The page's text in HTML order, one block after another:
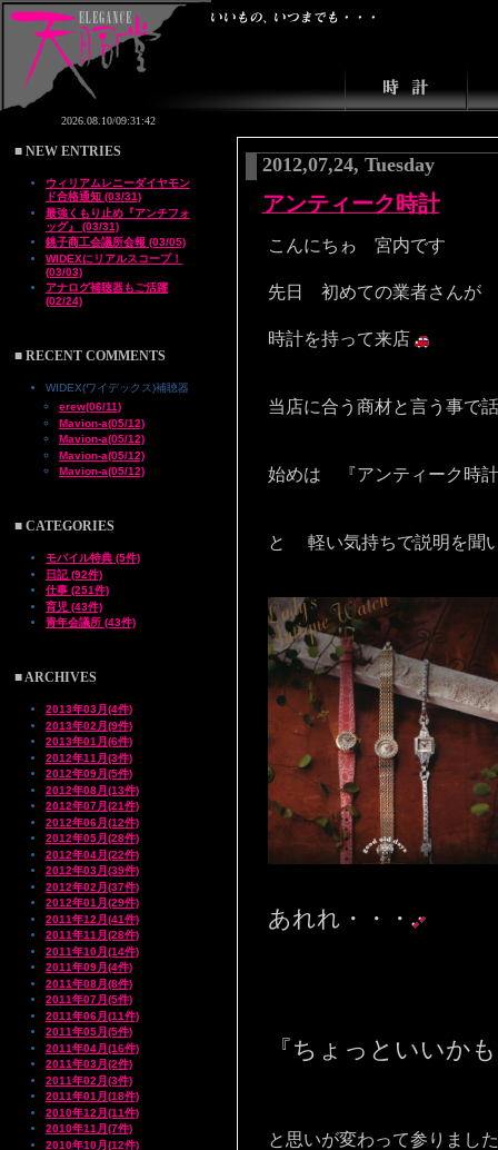
■ NEW ENTRIES
ウィリアムレニーダイヤモン
ド合格通知 (03/31)
最強くもり止め『アンチフォ
ッグ』 (03/31)
銚子商工会議所会報 (03/05)
WIDEXにリアルスコープ！
(03/03)
アナログ補聴器もご活躍
(02/24)
■ RECENT COMMENTS
WIDEX(ワイデックス)補聴器
erew(06/11)
Mavion-a(05/12)
Mavion-a(05/12)
Mavion-a(05/12)
Mavion-a(05/12)
■ CATEGORIES
モバイル特典 (5件)
日記 (92件)
仕事 (251件)
育児 (43件)
青年会議所 (43件)
■ ARCHIVES
2013年03月(4件)
2013年02月(9件)
2013年01月(6件)
2012年11月(3件)
2012年09月(5件)
2012年08月(13件)
2012年07月(21件)
2012年06月(12件)
2012年05月(28件)
2012年04月(22件)
2012年03月(39件)
2012年02月(37件)
2012年01月(29件)
2011年12月(41件)
2011年11月(28件)
2011年10月(14件)
2011年09月(4件)
2011年08月(8件)
2011年07月(5件)
2011年06月(11件)
2011年05月(5件)
2011年04月(16件)
2011年03月(2件)
2011年02月(3件)
2011年01月(18件)
2010年12月(11件)
2010年11月(7件)
2010年10月(12件)
2012,07,24, Tuesday
アンティーク時計
こんにちゎ 宮内です
先日 初めての業者さんが
時計を持って来店
当店に合う商材と言う事で
始めは 『アンティーク時
と 軽い気持ちで説明を聞
あれれ・・・
『ちょっといいか
と思いが変わって参りました